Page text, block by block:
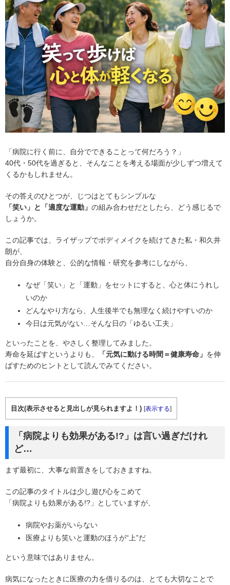
「病院に行く前に、自分でできることって何だろう？」
40代・50代を過ぎると、そんなことを考える場面が少しずつ増えて
くるかもしれません。
その答えのひとつが、じつはとてもシンプルな
「笑い」と「適度な運動」 の組み合わせだとしたら、どう感じるで
しょうか。
この記事では、ライザップでボディメイクを続けてきた私・和久井
朗が、
自分自身の体験と、公的な情報・研究を参考にしながら、
なぜ「笑い」と「運動」をセットにすると、心と体にうれし
いのか
どんなやり方なら、人生後半でも無理なく続けやすいのか
今日は元気がない…そんな日の「ゆるい工夫」
といったことを、やさしく整理してみました。
寿命を延ばすというよりも、
「元気に動ける時間＝健康寿命」 を伸
ばすためのヒントとして読んでみてください。
目次(表示させると見出しが見られますよ！) [表示する]
「病院よりも効果がある!?」は言い過ぎだけれ
ど…
まず最初に、大事な前置きをしておきますね。
この記事のタイトルは少し遊び心をこめて
「病院よりも効果がある!?」としていますが、
病院やお薬がいらない
医療よりも笑いと運動のほうが“上”だ
という意味ではありません。
病気になったときに医療の力を借りるのは、とても大切なことで